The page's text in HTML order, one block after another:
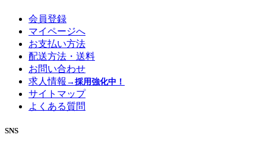
会員登録
マイページへ
お支払い方法
配送方法・送料
お問い合わせ
求人情報 →採用強化中！
サイトマップ
よくある質問
SNS